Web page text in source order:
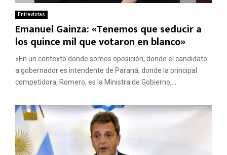
Entrevistas
Emanuel Gainza: «Tenemos que seducir a
los quince mil que votaron en blanco»
«En un contexto donde somos oposición, donde el candidato
a gobernador es intendente de Paraná, donde la principal
competidora, Romero, es la Ministra de Gobierno,...